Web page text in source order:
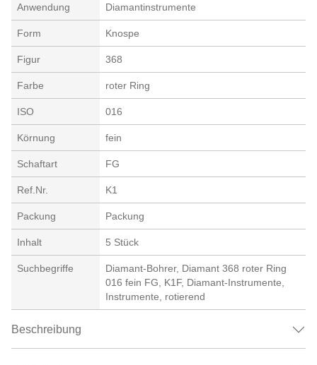
Anwendung Diamantinstrumente
Form Knospe
Figur 368
Farbe roter Ring
ISO 016
Körnung fein
Schaftart FG
Ref.Nr. K1
Packung Packung
Inhalt 5 Stück
Suchbegriffe
Diamant-Bohrer, Diamant 368 roter Ring
016 fein FG, K1F, Diamant-Instrumente,
Instrumente, rotierend
Beschreibung